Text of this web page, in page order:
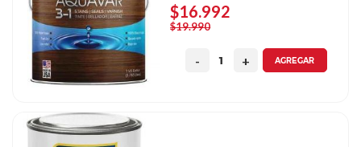
$16.992
$19.990
AGREGAR